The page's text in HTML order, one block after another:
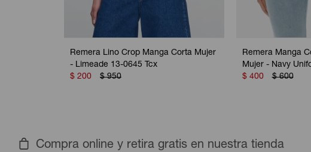
Remera Lino Crop Manga Corta Mujer
- Limeade 13-0645 Tcx
$ 200 $ 950
Remera Manga
Mujer - Navy
$ 400 $ 600
Compra online y retira gratis en nuestra tienda